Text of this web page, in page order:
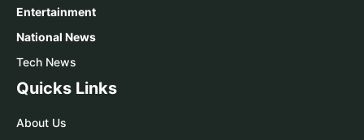
Entertainment
National News
Tech News
Quicks Links
About Us